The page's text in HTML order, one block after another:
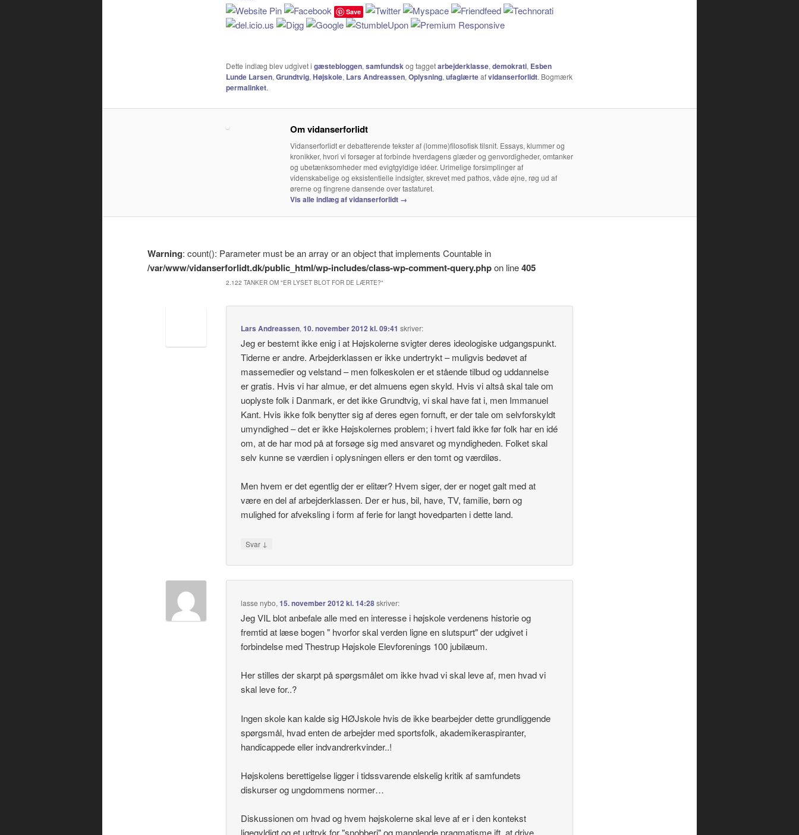
Save
Dette indlæg blev udgivet i gæstebloggen, samfundskog taggetarbejderklasse, demokrati, Esben
Lunde Larsen, Grundtvig, Højskole, Lars Andreassen, Oplysning, ufaglærteafvidanserforlidt. Bogmærk
permalinket.
Om vidanserforlidt
Vidanserforlidt er debatterende tekster af (lomme)filosofisk tilsnit. Essays, klummer og
kronikker, hvori vi forsøger at forbinde hverdagens glæder og genvordigheder, omtanker
og ubetænksomheder med evigtgyldige idéer. Urimelige forsimplinger af
videnskabelige og eksistentielle indsigter, skrevet med pathos, våde øjne, røg ud af
ørerne og fingrene dansende over tastaturet.
Vis alle indlæg af vidanserforlidt →
Warning: count(): Parameter must be an array or an object that implements Countable in
/var/www/vidanserforlidt.dk/public_html/wp-includes/class-wp-comment-query.phpon line405
2.122 TANKER OM "ER LYSET BLOT FOR DE LÆRTE?"
Lars Andreassen,10. november 2012 kl. 09:41 skriver:
Jeg er bestemt ikke enig i at Højskolerne svigter deres ideologiske udgangspunkt.
Tiderne er andre. Arbejderklassen er ikke undertrykt – muligvis bedøvet af
massemedier og velstand – men folkeskolen er et stående tilbud og uddannelse
er gratis. Hvis vi har almue, er det almuens egen skyld. Hvis vi altså skal tale om
uoplyste folk i Danmark, er det ikke Grundtvig, vi skal have fat i, men Immanuel
Kant. Hvis ikke folk benytter sig af deres egen fornuft, er der tale om selvforskyldt
umyndighed – det er ikke Højskolernes problem; i hvert fald ikke før folk har en idé
om, at de har mod på at forsøge sig med ansvaret og myndigheden. Folket skal
selv kunne se værdien i oplysningen ellers er den tomt og værdiløs.
Men hvem er det egentlig der er elitær? Hvem siger, der er noget galt med at
være en del af arbejderklassen. Der er hus, bil, have, TV, familie, børn og
mulighed for afveksling i form af ferie for langt hovedparten i dette land.
Svar ↓
lasse nybo,15. november 2012 kl. 14:28skriver:
Jeg VIL blot anbefale alle med en interesse i højskole verdenens historie og
fremtid at læse bogen " hvorfor skal verden ligne en slutspurt" der udgivet i
forbindelse med Thestrup Højskole Elevforenings 100 jubilæum.
Her stilles der skarpt på spørgsmålet om ikke hvad vi skal leve af, men hvad vi
skal leve for..?
Ingen skole kan kalde sig HØJskole hvis de ikke bearbejder dette grundliggende
spørgsmål, hvad enten de arbejder med sportsfolk, akademikeraspiranter,
handicappede eller indvandrerkvinder..!
Højskolens berettigelse ligger i tidssvarende elskelig kritik af samfundets
diskurser og ungdommens normer…
Diskussionen om hvad og hvem højskolerne skal leve af er i den kontekst